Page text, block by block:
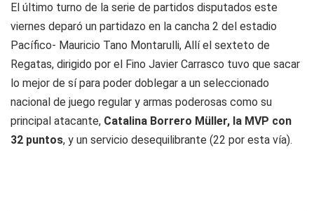
El último turno de la serie de partidos disputados este
viernes deparó un partidazo en la cancha 2 del estadio
Pacífico- Mauricio Tano Montarulli, Allí el sexteto de
Regatas, dirigido por el Fino Javier Carrasco tuvo que sacar
lo mejor de sí para poder doblegar a un seleccionado
nacional de juego regular y armas poderosas como su
principal atacante, Catalina Borrero Müller, la MVP con
32 puntos, y un servicio desequilibrante (22 por esta vía).